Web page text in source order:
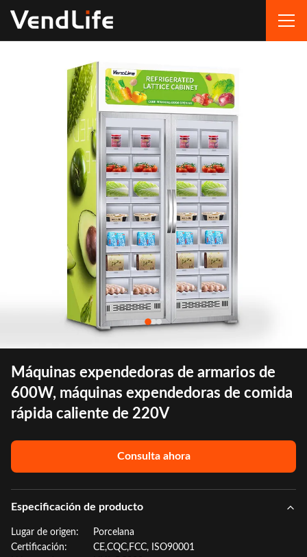
Máquinas expendedoras de armarios de
600W, máquinas expendedoras de comida
rápida caliente de 220V
Consulta ahora
Especificación de producto
Lugar de origen:
Porcelana
Certificación:
CE,CQC,FCC, ISO90001